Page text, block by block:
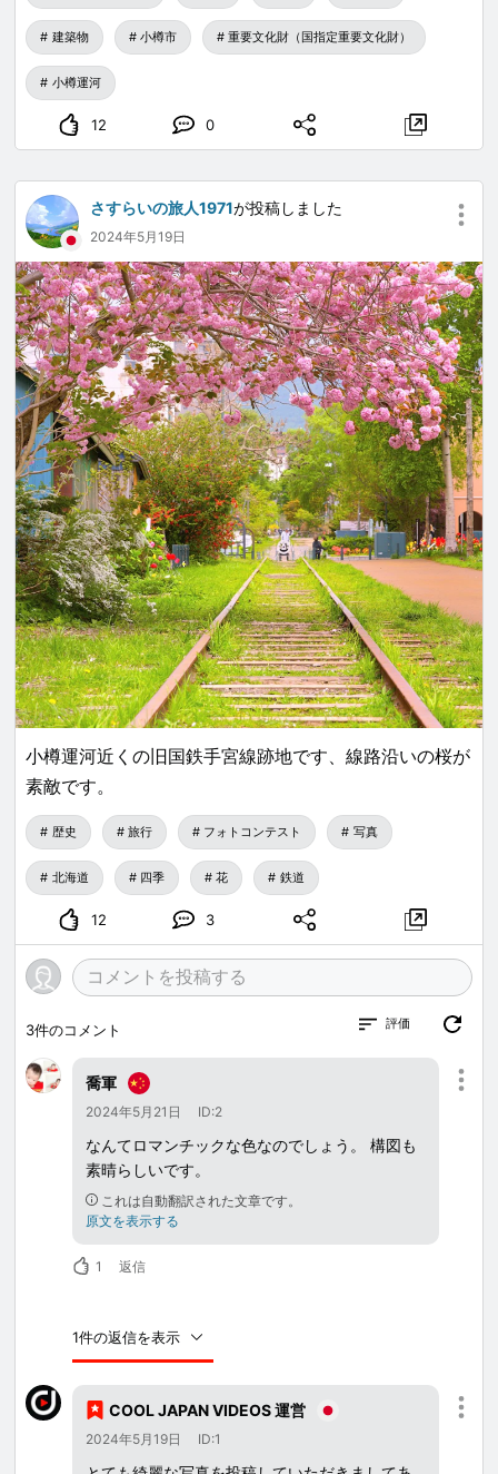
建築物 小樽市 重要文化財（国指定重要文化財）
小樽運河
12 0
さすらいの旅人1971が投稿しました
2024年5月19日
小樽運河近くの旧国鉄手宮線跡地です、線路沿いの桜が
素敵です。
歴史 旅行 フォトコンテスト 写真
北海道 四季 花 鉄道
12 3
3件のコメント 評価
喬軍
2024年5月21日 ID:2
なんてロマンチックな色なのでしょう。 構図も
素晴らしいです。
これは自動翻訳された文章です。
原文を表示する
1 返信
1件の返信を表示
COOL JAPAN VIDEOS 運営
2024年5月19日 ID:1